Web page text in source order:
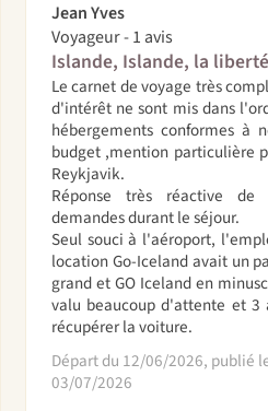
Jean Yves
Voyageur - 1 avis
Islande, Islande, la
Le carnet de voyage très
d'intérêt ne sont mis dans
hébergements conformes à
budget ,mention particulière
Reykjavik.
Réponse très réactive de
demandes durant le séjour.
Seul souci à l'aéroport,
location Go-Iceland avait un
grand et GO Iceland en
valu beaucoup d'attente et 3
récupérer la voiture.
Départ du 12/06/2026, publié
03/07/2026